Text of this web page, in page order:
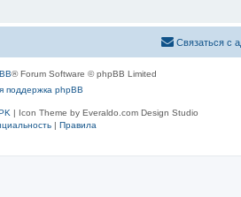
Связаться с
® Forum Software © phpBB Limited
поддержка phpBB
| Icon Theme by Everaldo.com Design Studio
| Правила